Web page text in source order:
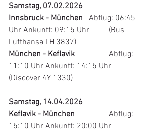
Samstag, 07.02.2026
Abflug: 06:45
Uhr Ankunft: 09:15 Uhr	(Bus
Lufthansa LH 3837)
Abflug:
11:10 Uhr Ankunft: 14:15 Uhr
(Discover 4Y 1330)
Samstag, 14.04.2026
Abflug:
15:1 0 Uhr Ankunft: 20:00 Uhr